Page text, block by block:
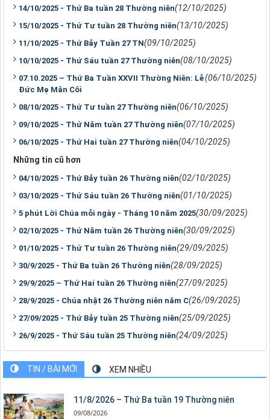
14/10/2025 - Thứ Ba tuần 28 Thường niên(12/10/2025)
15/10/2025 - Thứ Tư tuần 28 Thường niên(13/10/2025)
11/10/2025 - Thứ Bảy Tuần 27 TN(09/10/2025)
10/10/2025 - Thứ Sáu tuần 27 Thường niên(08/10/2025)
07.10.2025 – Thứ Ba Tuần XXVII Thường Niên: Lễ
Đức Mẹ Mân Côi
(06/10/2025)
08/10/2025 - Thứ Tư tuần 27 Thường niên(06/10/2025)
09/10/2025 - Thứ Năm tuần 27 Thường niên(07/10/2025)
06/10/2025 - Thứ Hai tuần 27 Thường niên(04/10/2025)
Những tin cũ hơn
04/10/2025 - Thứ Bảy tuần 26 Thường niên(02/10/2025)
03/10/2025 - Thứ Sáu tuần 26 Thường niên(01/10/2025)
5 phút Lời Chúa mỗi ngày - Tháng 10 năm 2025(30/09/2025)
02/10/2025 - Thứ Năm tuần 26 Thường niên(30/09/2025)
01/10/2025 - Thứ Tư tuần 26 Thường niên(29/09/2025)
30/9/2025 - Thứ Ba tuần 26 Thường niên(28/09/2025)
29/9/2025 – Thứ Hai tuần 26 Thường niên(27/09/2025)
28/9/2025 - Chúa nhật 26 Thường niên năm C(26/09/2025)
27/09/2025 - Thứ Bảy tuần 25 Thường niên(25/09/2025)
26/9/2025 - Thứ Sáu tuần 25 Thường niên(24/09/2025)
TIN / BÀI MỚI XEM NHIỀU
11/8/2026 – Thứ Ba tuần 19 Thường niên
09/08/2026